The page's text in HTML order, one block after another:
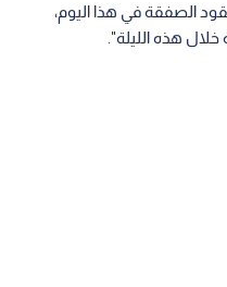
الصفقة في هذا اليوم،
هذه الليلة".